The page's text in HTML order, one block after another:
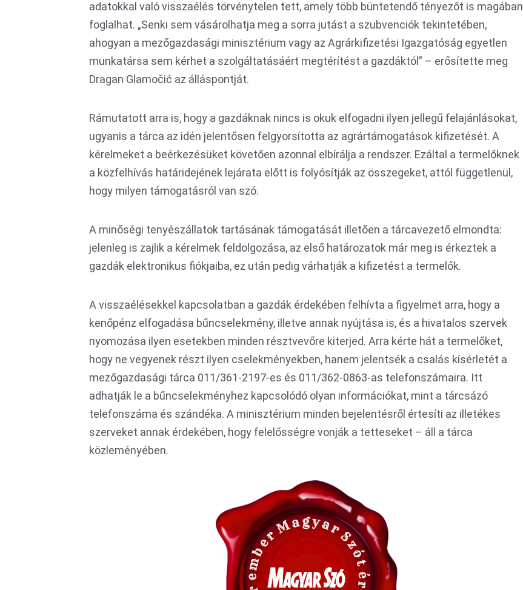
adatokkal való visszaélés törvénytelen tett, amely több büntetendő tényezőt is magában
foglalhat. „Senki sem vásárolhatja meg a sorra jutást a szubvenciók tekintetében,
ahogyan a mezőgazdasági minisztérium vagy az Agrárkifizetési Igazgatóság egyetlen
munkatársa sem kérhet a szolgáltatásáért megtérítést a gazdáktól” – erősítette meg
Dragan Glamočić az álláspontját.
Rámutatott arra is, hogy a gazdáknak nincs is okuk elfogadni ilyen jellegű felajánlásokat,
ugyanis a tárca az idén jelentősen felgyorsította az agrártámogatások kifizetését. A
kérelmeket a beérkezésüket követően azonnal elbírálja a rendszer. Ezáltal a termelőknek
a közfelhívás határidejének lejárata előtt is folyósítják az összegeket, attól függetlenül,
hogy milyen támogatásról van szó.
A minőségi tenyészállatok tartásának támogatását illetően a tárcavezető elmondta:
jelenleg is zajlik a kérelmek feldolgozása, az első határozatok már meg is érkeztek a
gazdák elektronikus fiókjaiba, ez után pedig várhatják a kifizetést a termelők.
A visszaélésekkel kapcsolatban a gazdák érdekében felhívta a figyelmet arra, hogy a
kenőpénz elfogadása bűncselekmény, illetve annak nyújtása is, és a hivatalos szervek
nyomozása ilyen esetekben minden résztvevőre kiterjed. Arra kérte hát a termelőket,
hogy ne vegyenek részt ilyen cselekményekben, hanem jelentsék a csalás kísérletét a
mezőgazdasági tárca 011/361-2197-es és 011/362-0863-as telefonszámaira. Itt
adhatják le a bűncselekményhez kapcsolódó olyan információkat, mint a tárcsázó
telefonszáma és szándéka. A minisztérium minden bejelentésről értesíti az illetékes
szerveket annak érdekében, hogy felelősségre vonják a tetteseket – áll a tárca
közleményében.